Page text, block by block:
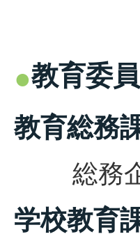
教育委
教育総務
総務企
学校教育